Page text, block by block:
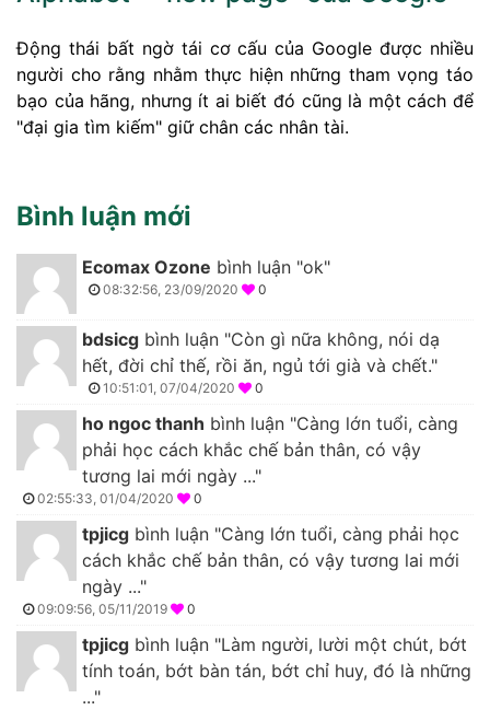
Động thái bất ngờ tái cơ cấu của Google được nhiều
người cho rằng nhằm thực hiện những tham vọng táo
bạo của hãng, nhưng ít ai biết đó cũng là một cách để
"đại gia tìm kiếm" giữ chân các nhân tài.
Bình luận mới
Ecomax Ozone bình luận "ok"
08:32:56, 23/09/2020 0
bdsicg bình luận "Còn gì nữa không, nói dạ
hết, đời chỉ thế, rồi ăn, ngủ tới già và chết."
10:51:01, 07/04/2020 0
ho ngoc thanh bình luận "Càng lớn tuổi, càng
phải học cách khắc chế bản thân, có vậy
tương lai mới ngày ..."
02:55:33, 01/04/2020 0
tpjicg bình luận "Càng lớn tuổi, càng phải học
cách khắc chế bản thân, có vậy tương lai mới
ngày ..."
09:09:56, 05/11/2019 0
tpjicg bình luận "Làm người, lười một chút, bớt
tính toán, bớt bàn tán, bớt chỉ huy, đó là những
..."